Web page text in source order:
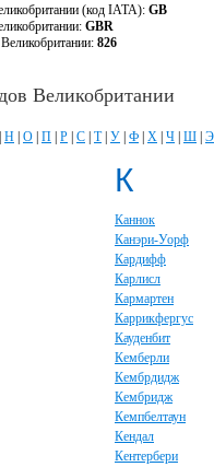
(код IATA): GB
GBR
826
Великобритании
Н О П Р С Т| У Ф Х Ч Ш Э
К
Каннок
Канэри-Уорф
Кардифф
Карлисл
Кармартен
Каррикфергус
Кауденбит
Кемберли
Кембрдидж
Кембридж
Кемпбелтаун
Кендал
Кентербери